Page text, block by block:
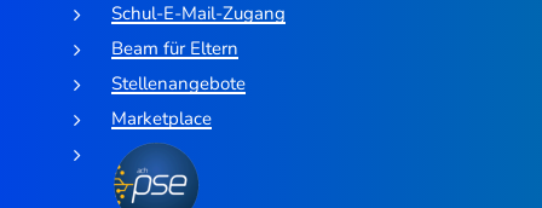
Schul-E-Mail-Zugang
Beam für Eltern
Stellenangebote
Marketplace